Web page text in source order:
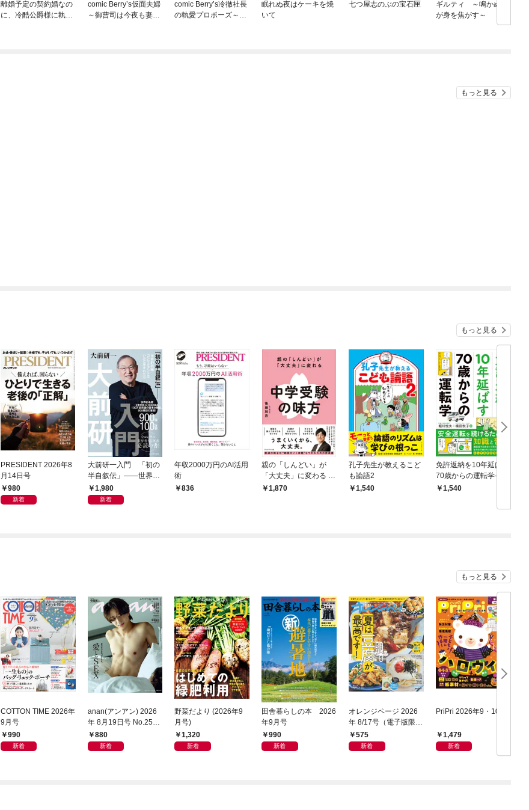
離婚予定の契約婚なの
に、冷酷公爵様に執着
comic Berry’s仮面夫婦
～御曹司は今夜も妻を
comic Berry’s冷徹社長
の執愛プロポーズ～花
眠れぬ夜はケーキを焼
いて
七つ屋志のぶの宝石匣
ギルティ ～鳴かぬ蛍
が身を焦がす～
もっと見る
もっと見る
PRESIDENT 2026年8
月14日号
980
新着
大前研一入門 「初の
半自叙伝」――世界的
戦略コンサルタントは
いかに生まれたか
1,980
新着
年収2000万円のAI活用
術
836
親の「しんどい」が
「大丈夫」に変わる 中
学受験の味方
1,870
孔子先生が教えるこど
も論語2
1,540
免許返納を10年延ばす
70歳からの運転学――
安全運転を続けるため
1,540
もっと見る
COTTON TIME 2026年
9月号
990
新着
anan(アンアン) 2026
年 8月19日号 No.2507
[愛とSEX]
880
新着
野菜だより (2026年9
月号)
1,320
新着
田舎暮らしの本 2026
年9月号
990
新着
オレンジページ 2026
年 8/17号（電子版限定
特典付き）
575
新着
PriPri 2026年9・10月
1,479
新着